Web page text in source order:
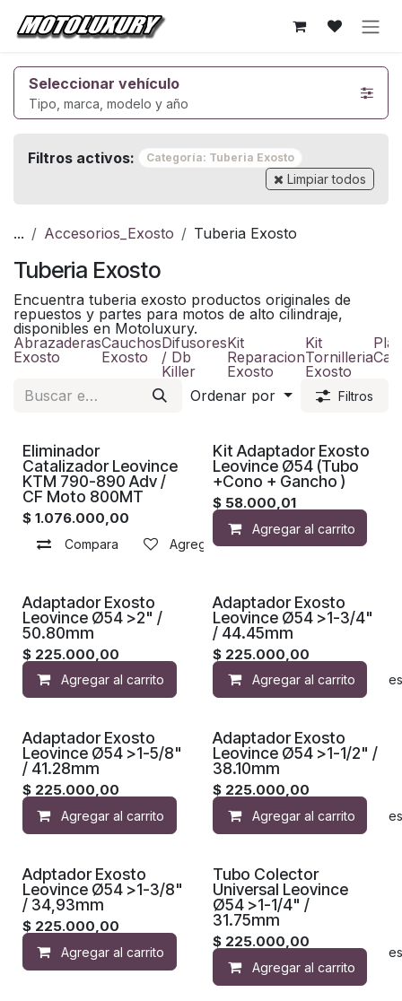
Ir al contenido
Seleccionar vehículo
Tipo, marca, modelo y año
Filtros activos: Categoría: Tuberia Exosto
Limpiar todos
... Accesorios_Exosto Tuberia Exosto
Tuberia Exosto
Encuentra tuberia exosto productos originales de
repuestos y partes para motos de alto cilindraje,
disponibles en Motoluxury.
Abrazaderas
Exosto
Cauchos
Exosto
Difusores
/ Db
Killer
Kit
Reparacion
Exosto
Kit
Tornilleria
Exosto
Ordenar por Filtros
Eliminador
Catalizador Leovince
KTM 790-890 Adv /
CF Moto 800MT
$ 1.076.000,00
Compara Agregar a la lista de deseos
Kit Adaptador Exosto
Leovince Ø54 (Tubo
+Cono + Gancho )
$ 58.000,01
Agregar al carrito
Adaptador Exosto
Leovince Ø54 >2" /
50.80mm
$ 225.000,00
Agregar al carrito Agregar a la lista de
Adaptador Exosto
Leovince Ø54 >1-3/4"
/ 44.45mm
$ 225.000,00
Agregar al carrito
Adaptador Exosto
Leovince Ø54 >1-5/8"
/ 41.28mm
$ 225.000,00
Agregar al carrito Agregar a la lista de
Adaptador Exosto
Leovince Ø54 >1-1/2" /
38.10mm
$ 225.000,00
Agregar al carrito
Adptador Exosto
Leovince Ø54 >1-3/8"
/ 34,93mm
$ 225.000,00
Agregar al carrito Agregar a la lista de
Tubo Colector
Universal Leovince
Ø54 >1-1/4" /
31.75mm
$ 225.000,00
Agregar al carrito